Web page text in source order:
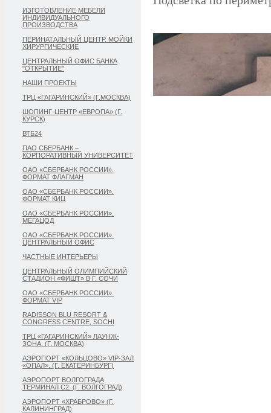
ИЗГОТОВЛЕНИЕ МЕБЕЛИ
ИНДИВИДУАЛЬНОГО
ПРОИЗВОДСТВА
ПЕРИНАТАЛЬНЫЙ ЦЕНТР. МОЙКИ
ХИРУРГИЧЕСКИЕ
ЦЕНТРАЛЬНЫЙ ОФИС БАНКА
"ОТКРЫТИЕ"
НАШИ ПРОЕКТЫ
ТРЦ «ГАГАРИНСКИЙ» (Г.МОСКВА)
ШОПИНГ-ЦЕНТР «ЕВРОПА» (Г.
КУРСК)
ВТБ24
ПАО СБЕРБАНК –
КОРПОРАТИВНЫЙ УНИВЕРСИТЕТ
ОАО «СБЕРБАНК РОССИИ».
ФОРМАТ ФЛАГМАН
ОАО «СБЕРБАНК РОССИИ».
ФОРМАТ КИЦ
ОАО «СБЕРБАНК РОССИИ».
МЕГАЦОД
ОАО «СБЕРБАНК РОССИИ».
ЦЕНТРАЛЬНЫЙ ОФИС
ЧАСТНЫЕ ИНТЕРЬЕРЫ
ЦЕНТРАЛЬНЫЙ ОЛИМПИЙСКИЙ
СТАДИОН «ФИШТ» В Г. СОЧИ
ОАО «СБЕРБАНК РОССИИ».
ФОРМАТ VIP
RADISSON BLU RESORT &
CONGRESS CENTRE, SOCHI
ТРЦ «ГАГАРИНСКИЙ» ЛАУНЖ-
ЗОНА. (Г. МОСКВА)
АЭРОПОРТ «КОЛЬЦОВО» VIP-ЗАЛ
«ОПАЛ». (Г. ЕКАТЕРИНБУРГ)
АЭРОПОРТ ВОЛГОГРАДА
ТЕРМИНАЛ С2. (Г. ВОЛГОГРАД)
АЭРОПОРТ «ХРАБРОВО» (Г.
КАЛИНИНГРАД)